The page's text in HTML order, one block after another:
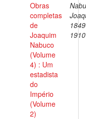
Obras
completas
de
Joaquim
Nabuco
(Volume
4) : Um
estadista
do
Império
(Volume
2)
1910